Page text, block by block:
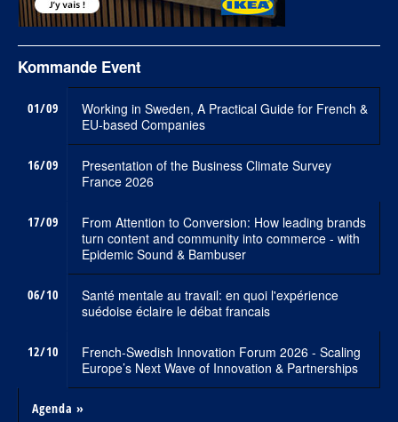
Kommande Event
01/09
Working in Sweden, A Practical Guide for French &
EU-based Companies
16/09
Presentation of the Business Climate Survey
France 2026
17/09
From Attention to Conversion: How leading brands
turn content and community into commerce - with
Epidemic Sound & Bambuser
06/10
Santé mentale au travail: en quoi l'expérience
suédoise éclaire le débat francais
12/10
French-Swedish Innovation Forum 2026 - Scaling
Europe’s Next Wave of Innovation & Partnerships
Agenda »